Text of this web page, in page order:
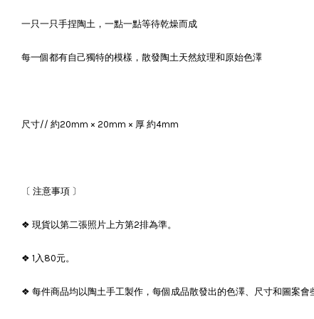
一只一只手捏陶土，一點一點等待乾燥而成
每一個都有自己獨特的模樣，散發陶土天然紋理和原始色澤
尺寸// 約20mm × 20mm × 厚 約4mm
〔 注意事項 〕
❖ 現貨以第二張照片上方第2排為準。
❖ 1入80元。
❖ 每件商品均以陶土手工製作，每個成品散發出的色澤、尺寸和圖案